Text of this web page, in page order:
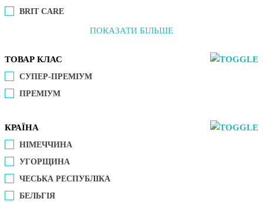
BRIT CARE
ПОКАЗАТИ БІЛЬШЕ
ТОВАР КЛАС
СУПЕР-ПРЕМІУМ
ПРЕМІУМ
КРАЇНА
НІМЕЧЧИНА
УГОРЩИНА
ЧЕСЬКА РЕСПУБЛІКА
БЕЛЬГІЯ